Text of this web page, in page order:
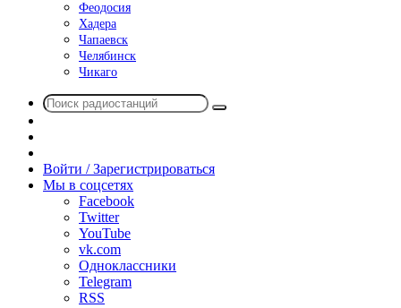
Феодосия
Хадера
Чапаевск
Челябинск
Чикаго
Поиск
радио
Войти / Зарегистрироваться
Мы в соцсетях
Facebook
Twitter
YouTube
vk.com
Одноклассники
Telegram
RSS